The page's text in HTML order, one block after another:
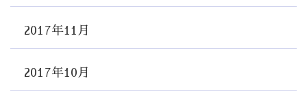
2017年11月
2017年10月